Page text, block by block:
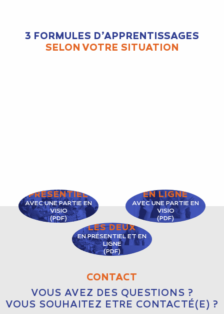
3 FORMULES D’APPRENTISSAGES
SELON VOTRE SITUATION
PRÉSENTIEL
AVEC UNE PARTIE EN
VISIO
(PDF)
EN LIGNE
AVEC UNE PARTIE EN
VISIO
(PDF)
LES DEUX
EN PRÉSENTIEL ET EN
LIGNE
(PDF)
CONTACT
VOUS AVEZ DES QUESTIONS ?
VOUS SOUHAITEZ ETRE CONTACTÉ(E) ?